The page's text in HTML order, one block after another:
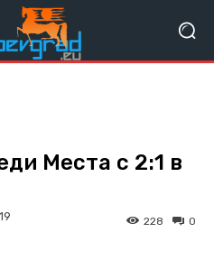
Места с 2:1 в
0
228